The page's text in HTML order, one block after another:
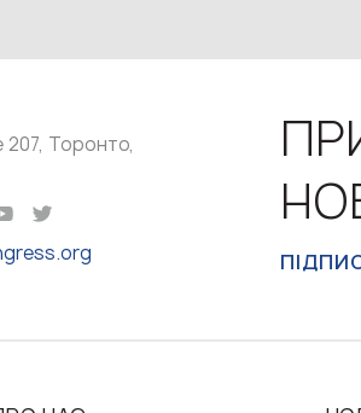
207, Торонто,